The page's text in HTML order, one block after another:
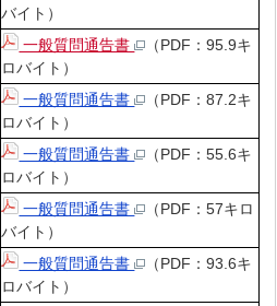
バイト）
一般質問通告書
（PDF：95.9キ
ロバイト）
一般質問通告書
（PDF：87.2キ
ロバイト）
一般質問通告書
（PDF：55.6キ
ロバイト）
一般質問通告書
（PDF：57キロ
バイト）
一般質問通告書
（PDF：93.6キ
ロバイト）